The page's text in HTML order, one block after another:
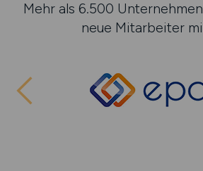
Mehr als 6.500
neue Mitarbeiter